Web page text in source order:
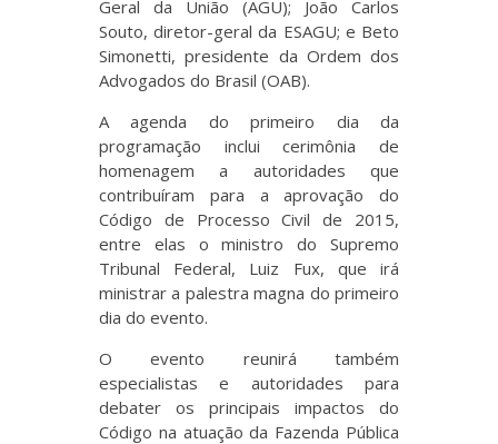
Geral da União (AGU); João Carlos
Souto, diretor-geral da ESAGU; e Beto
Simonetti, presidente da Ordem dos
Advogados do Brasil (OAB).
A agenda do primeiro dia da
programação inclui cerimônia de
homenagem a autoridades que
contribuíram para a aprovação do
Código de Processo Civil de 2015,
entre elas o ministro do Supremo
Tribunal Federal, Luiz Fux, que irá
ministrar a palestra magna do primeiro
dia do evento.
O evento reunirá também
especialistas e autoridades para
debater os principais impactos do
Código na atuação da Fazenda Pública